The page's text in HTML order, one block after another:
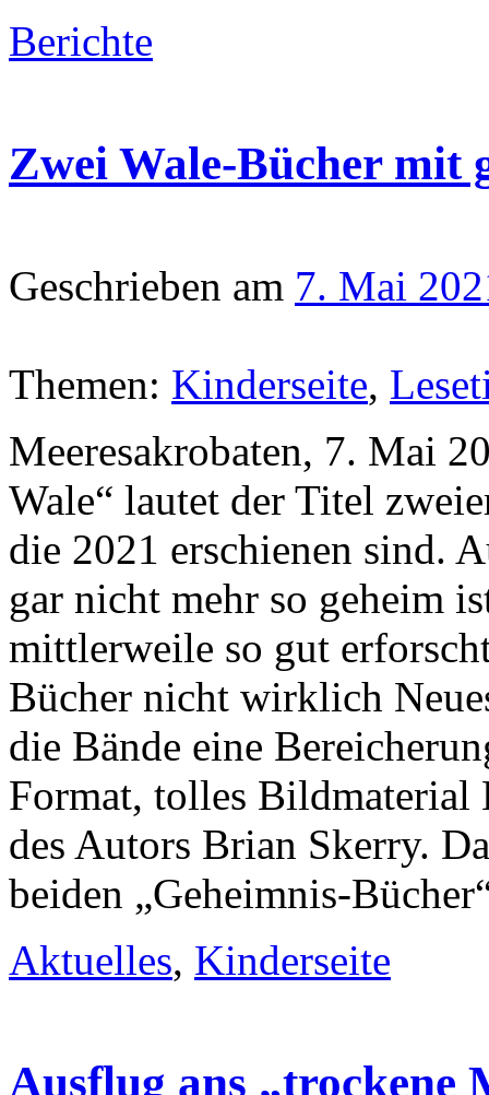
Berichte
Zwei Wale-Bücher mit
Geschrieben am 7. Mai
Themen: Kinderseite,
Meeresakrobaten, 7. Mai
Wale“ lautet der Titel
die 2021 erschienen sind.
gar nicht mehr so geheim
mittlerweile so gut
Bücher nicht wirklich
die Bände eine
Format, tolles Bildmaterial
des Autors Brian Skerry.
beiden „Geheimnis-
Aktuelles, Kinderseite
Ausflug ans „trockene